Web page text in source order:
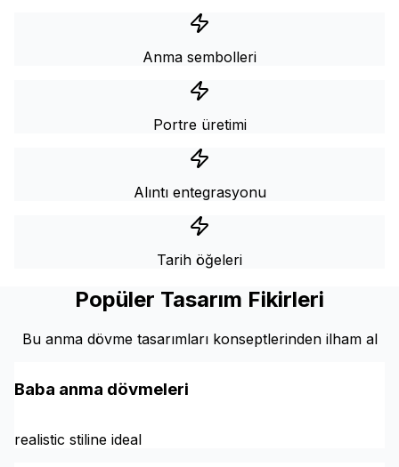
Anma sembolleri
Portre üretimi
Alıntı entegrasyonu
Tarih öğeleri
Popüler Tasarım Fikirleri
Bu anma dövme tasarımları konseptlerinden ilham al
Baba anma dövmeleri
realistic stiline ideal